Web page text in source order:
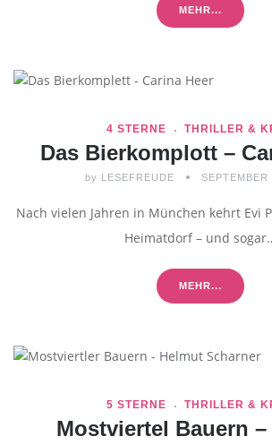
MEHR...
4 STERNE THRILLER &
Das Bierkomplott –
by LESEFREUDE SEPTEMBER
Nach vielen Jahren in München kehrt Evi
Heimatdorf – und
MEHR...
5 STERNE THRILLER &
Mostviertel Bauern